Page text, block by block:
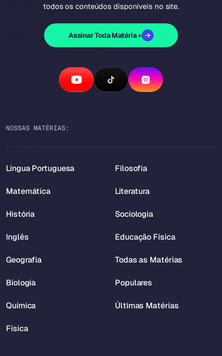
todos os conteúdos disponíveis no site.
Assinar Toda Matéria +
NOSSAS MATÉRIAS:
Língua Portuguesa
Matemática
História
Inglês
Geografia
Biologia
Química
Física
Filosofia
Literatura
Sociologia
Educação Física
Todas as Matérias
Populares
Últimas Matérias